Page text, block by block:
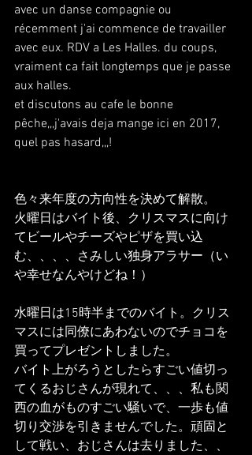
avec un danse compagnie ou
récemment j'ai commence de travailler
avec eux. RDV a Les Halles. du coups,
vraiment ca fait longtemps que je passe
aux halles.
et discutons au cafe le bonne
pêche,,,j'avais deja mange ici en 2017,
quel pas hasard,,,!
色々来年度の方向性を決めて解散。
火曜日はバイト後、クリスマスに向け
てビールやチーズやピザを買い込
む、、、、さみしい独身アラサー（い
や幸せなんやけどね！）
水曜日は15時半までのバイト。クリス
マスには同僚にあわないのでチョコを
買ってプレゼントしました。
バイト上がろうとしたらすごい値切っ
てくるおじさんが現れて、、、私も関
西の血がものすごい騒いで、一歩も値
切り交渉を引きませんでした。頑固と
して戦い、おじさんは去りました、、